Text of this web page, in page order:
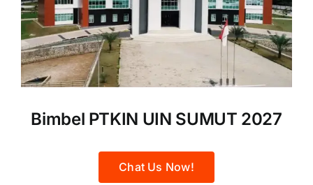
Bimbel PTKIN UIN SUMUT 2027
Chat Us Now!